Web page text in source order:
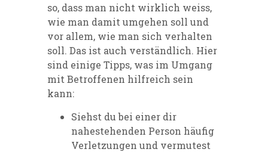
so, dass man nicht wirklich weiss,
wie man damit umgehen soll und
vor allem, wie man sich verhalten
soll. Das ist auch verständlich. Hier
sind einige Tipps, was im Umgang
mit Betroffenen hilfreich sein
kann:
Siehst du bei einer dir
nahestehenden Person häufig
Verletzungen und vermutest